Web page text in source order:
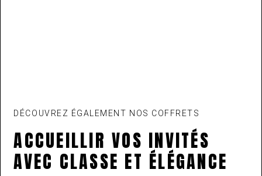
DÉCOUVREZ ÉGALEMENT NOS COFFRETS
ACCUEILLIR VOS INVITÉS
AVEC CLASSE ET ÉLÉGANCE